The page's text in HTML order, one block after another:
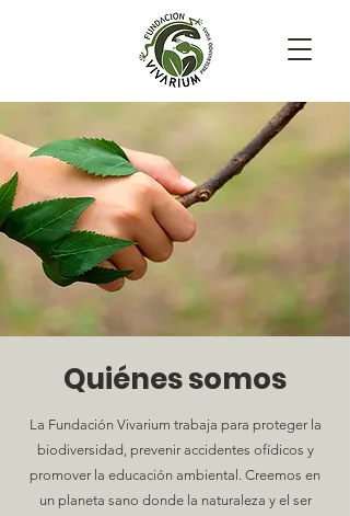
Quiénes somos
La Fundación Vivarium trabaja para proteger la
biodiversidad, prevenir accidentes ofídicos y
promover la educación ambiental. Creemos en
un planeta sano donde la naturaleza y el ser